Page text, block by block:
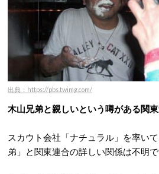
出典：https://pbs.twimg.com/
木山兄弟と親しいという噂がある関
スカウト会社「ナチュラル」を率い
弟」と関東連合の詳しい関係は不明で